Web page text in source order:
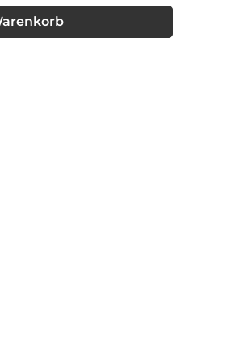
benutze die Schaltflächen um die